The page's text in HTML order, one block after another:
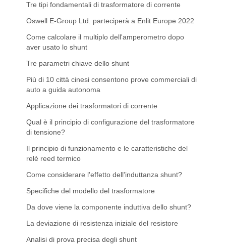
Tre tipi fondamentali di trasformatore di corrente
Oswell E-Group Ltd. parteciperà a Enlit Europe 2022
Come calcolare il multiplo dell'amperometro dopo
aver usato lo shunt
Tre parametri chiave dello shunt
Più di 10 città cinesi consentono prove commerciali di
auto a guida autonoma
Applicazione dei trasformatori di corrente
Qual è il principio di configurazione del trasformatore
di tensione?
Il principio di funzionamento e le caratteristiche del
relè reed termico
Come considerare l'effetto dell'induttanza shunt?
Specifiche del modello del trasformatore
Da dove viene la componente induttiva dello shunt?
La deviazione di resistenza iniziale del resistore
Analisi di prova precisa degli shunt